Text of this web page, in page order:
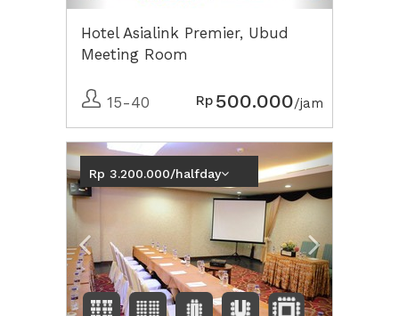
Hotel Asialink Premier, Ubud
Meeting Room
15-40 Rp 500.000/jam
Previous Next2
Rp 3.200.000/halfday